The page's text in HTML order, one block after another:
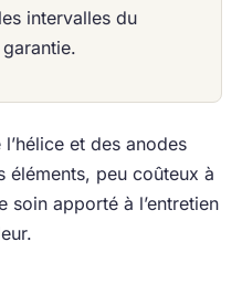
intervalles du
et des anodes
peu coûteux à
soin apporté à l’entretien